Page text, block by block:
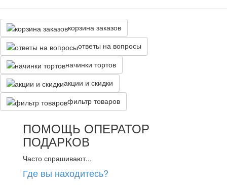
корзина заказов
ответы на вопросы
начинки тортов
акции и скидки
фильтр товаров
ПОМОЩЬ ОПЕРАТОР
ПОДАРКОВ
Часто спрашивают...
Где вы находитесь?